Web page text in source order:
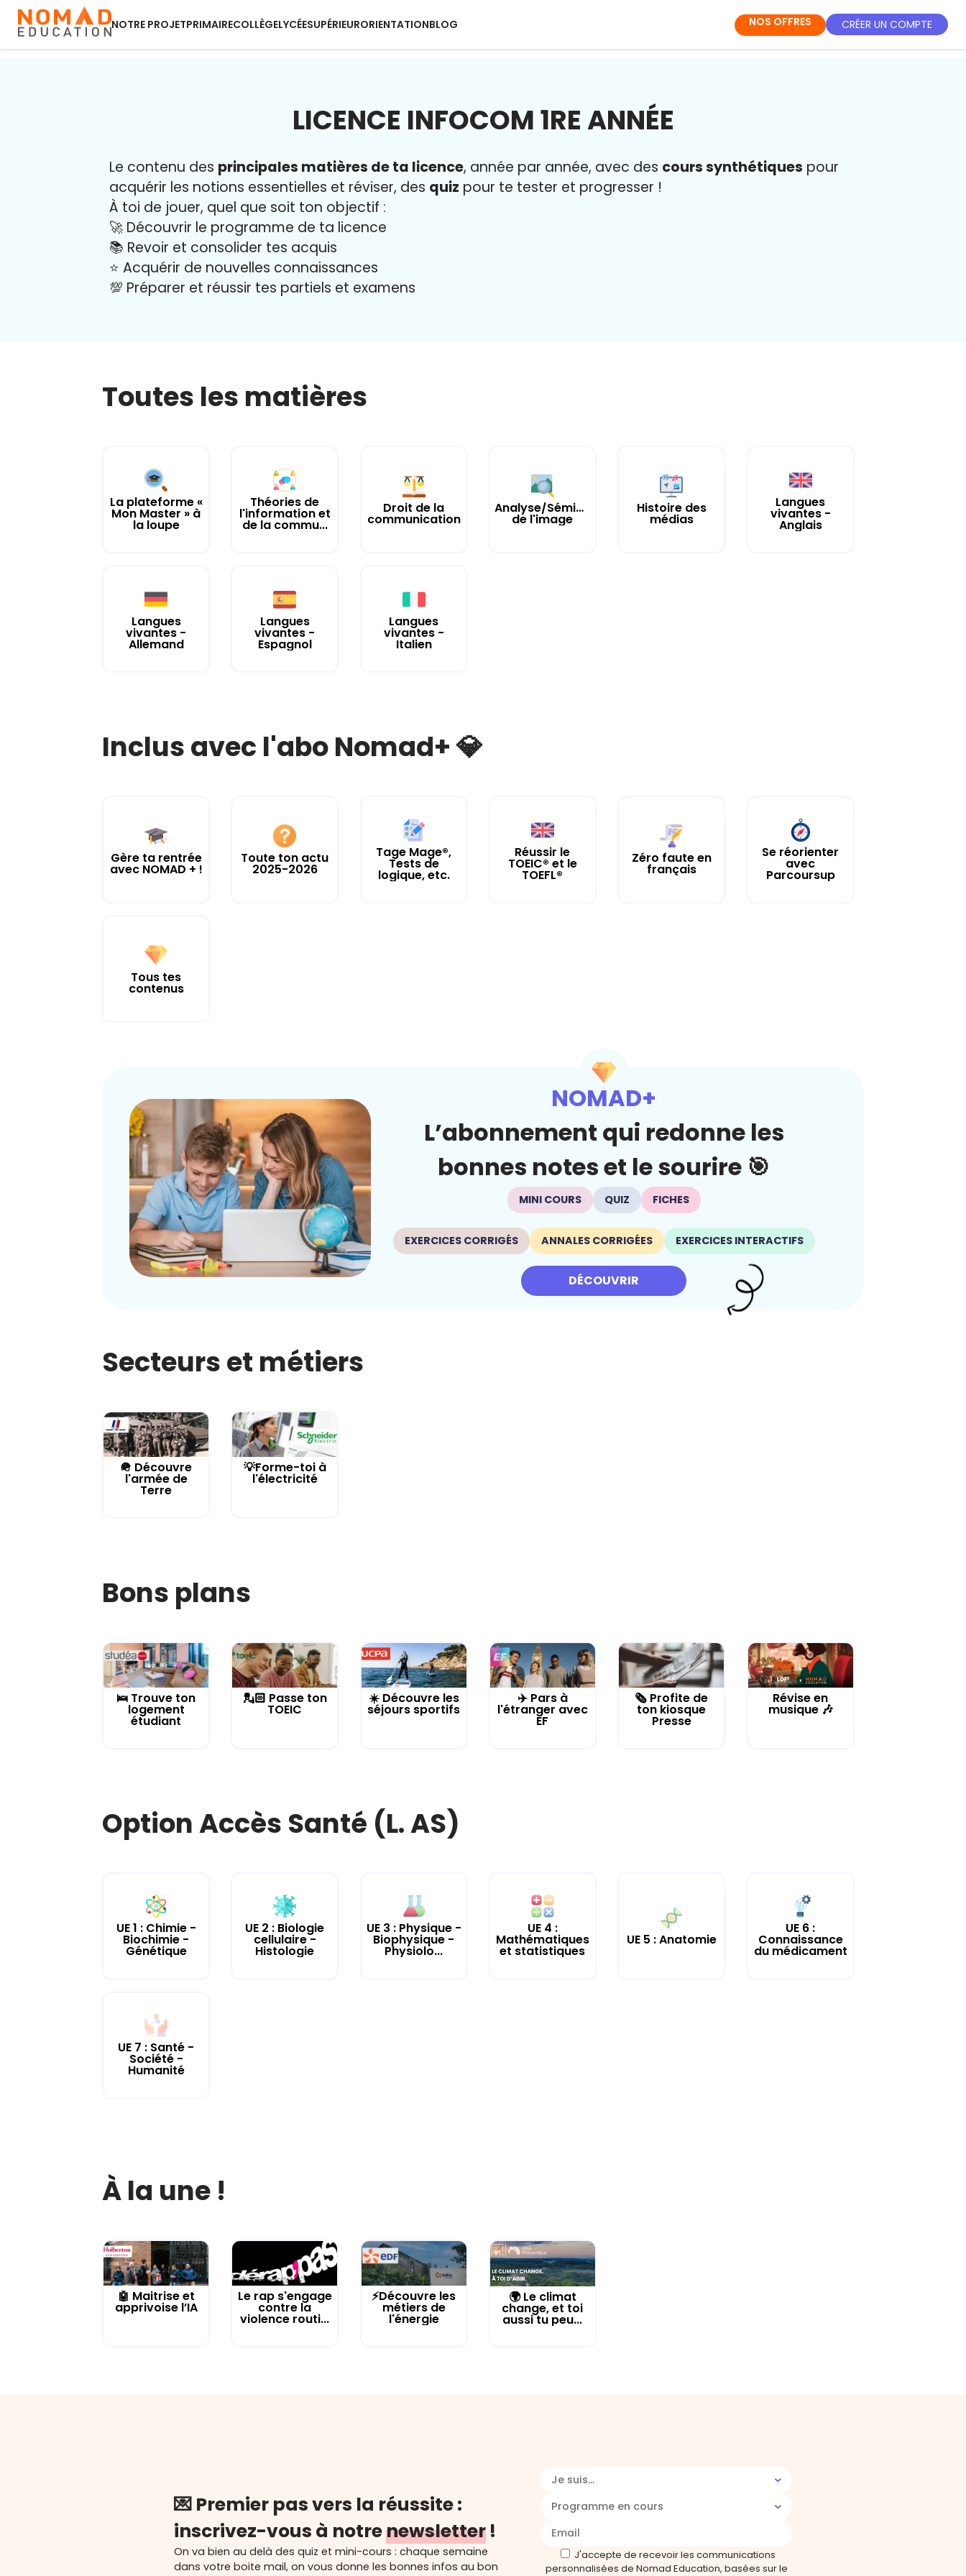
NOTRE PROJETPRIMAIRECOLLÈGELYCÉESUPÉRIEURORIENTATIONBLOG NOS OFFRES CRÉER UN COMPTE
LICENCE INFOCOM 1RE ANNÉE
Le contenu des principales matières de ta licence, année par année, avec des cours synthétiques pour
acquérir les notions essentielles et réviser, des quiz pour te tester et progresser !
À toi de jouer, quel que soit ton objectif :
🚀 Découvrir le programme de ta licence
📚 Revoir et consolider tes acquis
⭐️ Acquérir de nouvelles connaissances
💯 Préparer et réussir tes partiels et examens
Toutes les matières
La plateforme «
Mon Master » à
la loupe
Théories de
l'information et
de la commu...
Droit de la
communication
Analyse/Sémiologie/Culture
de l'image
Histoire des
médias
Langues
vivantes -
Anglais
Langues
vivantes -
Allemand
Langues
vivantes -
Espagnol
Langues
vivantes -
Italien
Inclus avec l'abo Nomad+ 💎
Gère ta rentrée
avec NOMAD + !
Toute ton actu
2025-2026
Tage Mage®,
Tests de
logique, etc.
Réussir le
TOEIC® et le
TOEFL®
Zéro faute en
français
Se réorienter
avec
Parcoursup
Tous tes
contenus
NOMAD+
L’abonnement qui redonne les
bonnes notes et le sourire 🎯
MINI COURS QUIZ FICHES
EXERCICES CORRIGÉS ANNALES CORRIGÉES EXERCICES INTERACTIFS
DÉCOUVRIR
Secteurs et métiers
🪖 Découvre
l'armée de
Terre
💡Forme-toi à
l'électricité
Bons plans
🛌 Trouve ton
logement
étudiant
💂🏻 Passe ton
TOEIC
☀️ Découvre les
séjours sportifs
✈️ Pars à
l'étranger avec
EF
🗞️ Profite de
ton kiosque
Presse
Révise en
musique 🎶
Option Accès Santé (L. AS)
UE 1 : Chimie -
Biochimie -
Génétique
UE 2 : Biologie
cellulaire -
Histologie
UE 3 : Physique -
Biophysique -
Physiolo...
UE 4 :
Mathématiques
et statistiques
UE 5 : Anatomie
UE 6 :
Connaissance
du médicament
UE 7 : Santé -
Société -
Humanité
À la une !
🤖 Maitrise et
apprivoise l’IA
Le rap s'engage
contre la
violence routi...
⚡Découvre les
métiers de
l'énergie
🌍 Le climat
change, et toi
aussi tu peu...
💌 Premier pas vers la réussite :
inscrivez-vous à notrenewsletter !
On va bien au delà des quiz et mini-cours : chaque semaine
dans votre boite mail, on vous donne les bonnes infos au bon
Je suis...
Programme en cours
J'accepte de recevoir les communications
personnalisées de Nomad Education, basées sur le